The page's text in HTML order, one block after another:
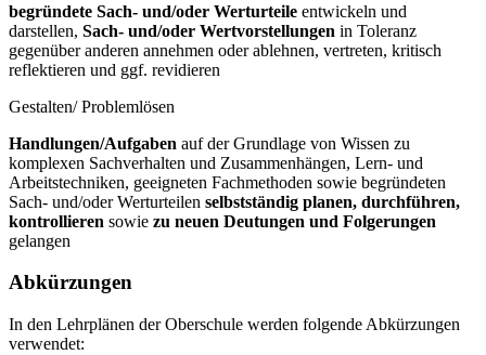
begründete Sach- und/oder Werturteile entwickeln und
darstellen, Sach- und/oder Wertvorstellungen in Toleranz
gegenüber anderen annehmen oder ablehnen, vertreten, kritisch
reflektieren und ggf. revidieren
Gestalten/ Problemlösen
Handlungen/Aufgaben auf der Grundlage von Wissen zu
komplexen Sachverhalten und Zusammenhängen, Lern- und
Arbeitstechniken, geeigneten Fachmethoden sowie begründeten
Sach- und/oder Werturteilen selbstständig planen, durchführen,
kontrollieren sowie zu neuen Deutungen und Folgerungen
gelangen
Abkürzungen
In den Lehrplänen der Oberschule werden folgende Abkürzungen
verwendet: